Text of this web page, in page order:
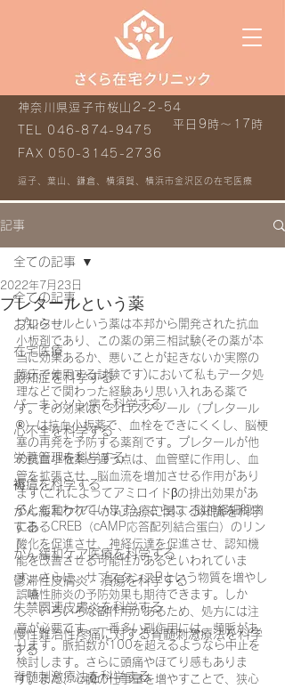
平日9時～17時
神奈川県逗子市桜山2-2-54
TEL 046-874-9475
FAX 050-3145-2736
逗子、葉山、鎌倉、横須賀、横浜市金沢区の在宅医療
記事
全ての記事
お知らせ
在宅医療
認知症を科学する
パーキンソン病を科学する
心不全を科学する
栄養管理を科学する
褥瘡を科学する
がん緩和ケア＋がん治療に関する知識を科学
する
がん緩和ケア医療を科学する
鬱滞性皮膚炎・潰瘍を科学する
失禁関連皮膚炎を科学する
慢性難治性疼痛に対する脊髄刺激療法を科学
する
脊髄刺激療法を科学する
全ての記事
プレタールという薬
2022年7月23日
プレタールという薬は本邦から開発された抗血
小板剤であり、この薬の第三相試験(その薬が本
当に効果あるか、悪いことが起きないか実際の
臨床で使用する試験です)において私もデータ処
理などで関わった経験あり思い入れある薬で
す。その効果は、シロスタゾール（プレタール
®）は抗血小板薬で、血栓をできにくくし、脳梗
塞の再発を予防する薬剤です。プレタールが他
の抗血小板薬と違う点は、血管壁に作用し、血
管を拡張させ、脳血流を増加させる作用があり
ます(これによってアミロイドβの排出効果があ
るとも言われています)。さらに、脳神経細胞内
にあるCREB（cAMP応答配列結合蛋白）のリン
酸化を促進させ、神経伝達を促進させ、認知機
能を改善させる可能性があるといわれていま
す。さらに、サブスタンスPという物質を増やし
誤嚥性肺炎の予防効果も期待できます。しか
し、いろいろな副作用があるため、処方には注
意が必要です。一番多い副作用には、頻脈があ
ります。脈拍数が100を超えるようなら中止を
検討します。さらに頭痛やほてり感もありま
す。また、心臓の仕事量を増やすことで、狭心